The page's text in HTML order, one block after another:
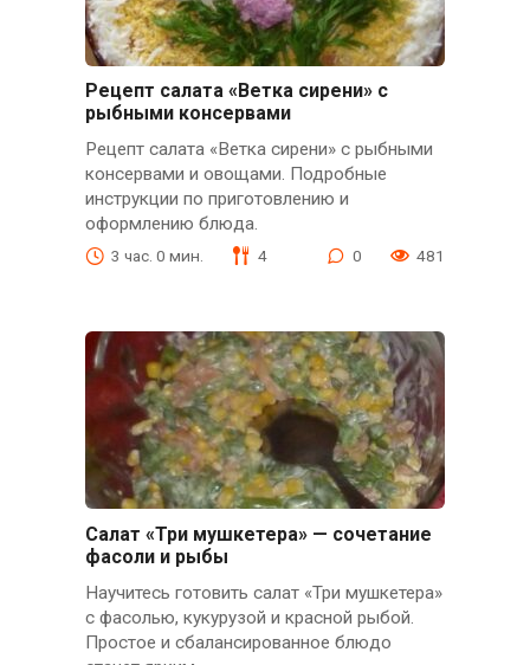
Рецепт салата «Ветка сирени» с
рыбными консервами
Рецепт салата «Ветка сирени» с рыбными
консервами и овощами. Подробные
инструкции по приготовлению и
оформлению блюда.
3 час. 0 мин. 4 0 481
Салат «Три мушкетера» — сочетание
фасоли и рыбы
Научитесь готовить салат «Три мушкетера»
с фасолью, кукурузой и красной рыбой.
Простое и сбалансированное блюдо